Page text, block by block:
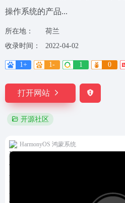
操作系统的产品...
所在地：
荷兰
收录时间：
2022-04-02
1+ 1- 1 0
打开网站
开源社区
HarmonyOS 鸿蒙系统